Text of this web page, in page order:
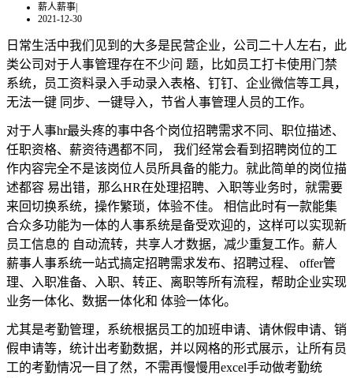
薪人薪事|
2021-12-30
日常生活中我们见到的大多是民营企业，公司二十人左右，此
类公司对于人事管理存在不少问 题，比如员工打卡使用门禁
系统，员工资料录入手动录入表格、钉钉、企业微信等工具，
无法一键 同步、一键导入，节省人事管理人员的工作。
对于人事hr最头疼的事中各个岗位招聘需求不同、职位描述、
任职资格、薪资待遇都不同， 我们经常会看到招聘岗位的工
作内容完全不是该岗位人员所具备的能力。就此简单的岗位描
述都容 易出错，那么HR在处理招聘、入职等业务时，就需要
来回切换系统，操作繁琐，体验不佳。 相信此时有一款能集
合众多功能为一体的人事系统是备受欢迎的，这样可以实现新
员工信息的 自动流转，共享人才数据，减少重复工作。薪人
薪事人事系统一站式搞定招聘需求发布、招聘过程、 offer管
理、入职准备、入职、转正、离职等所有流程，帮助企业实现
业务一体化、数据一体化和 体验一体化。
尤其是考勤管理，系统根据员工的加班申请、请休假申请、销
假申请等，统计出考勤数据，并以网格的形式展示，让所有员
工的考勤情况一目了然，不需再慢慢用excel手动做考勤统